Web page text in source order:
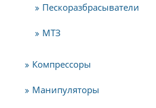
Пескоразбрасыватели
МТЗ
Компрессоры
Манипуляторы